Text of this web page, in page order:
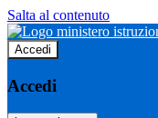
Salta al contenuto
Accedi
Accedi